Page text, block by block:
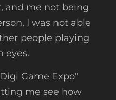
and me not being
I was not able
people playing
eyes.
Game Expo"
me see how